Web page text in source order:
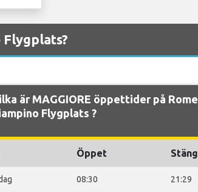
Flygplats?
är MAGGIORE öppettider på Rome
Flygplats ?
Öppet Stäng
08:30 21:29